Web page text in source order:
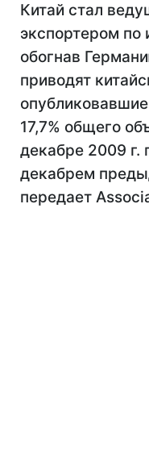
Китай стал
экспортером по
обогнав
приводят
17,7% общего
декабре 2009 г.
декабрем
передает